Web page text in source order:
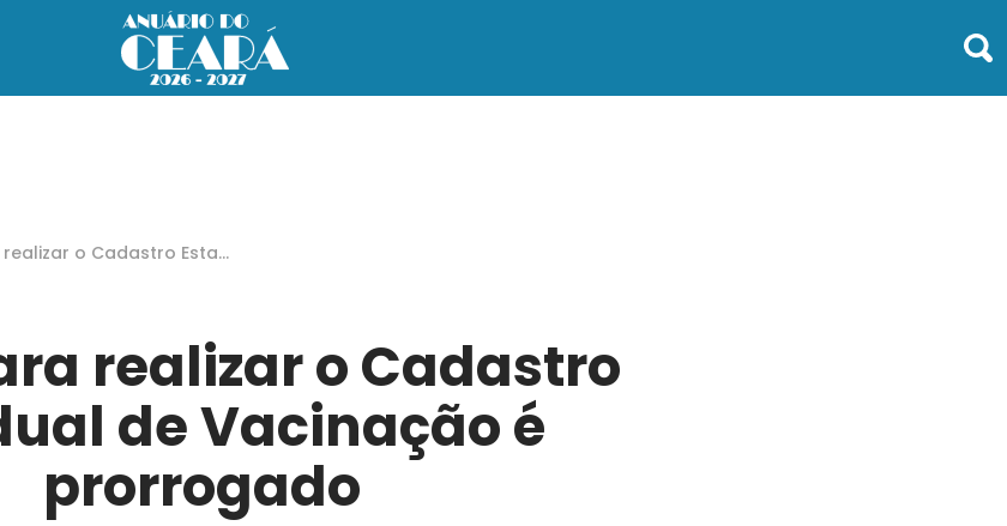
o Cadastro Esta
realizar o Cadastro
de Vacinação é
prorrogado